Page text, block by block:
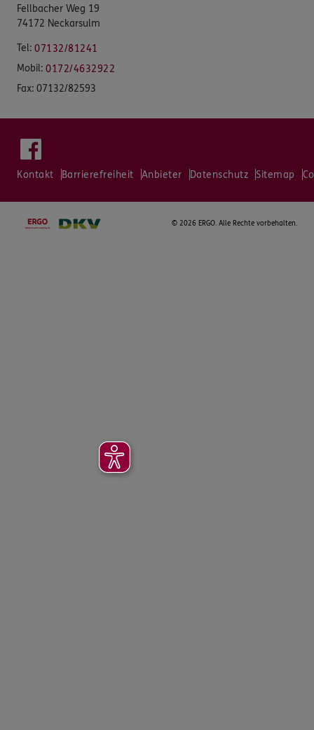
Fellbacher Weg 19
74172 Neckarsulm
Tel: 07132/81241
Mobil: 0172/4632922
Fax: 07132/82593
Kontakt Barrierefreiheit Anbieter Datenschutz Sitemap
© 2026 ERGO. Alle Rechte vorbehalten.